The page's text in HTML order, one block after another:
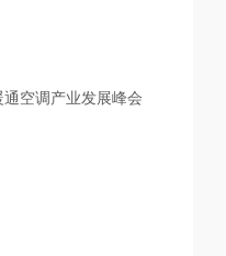
通空调产业发展峰会